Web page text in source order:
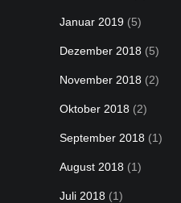
Januar 2019 (5)
Dezember 2018 (5)
November 2018 (2)
Oktober 2018 (2)
September 2018 (1)
August 2018 (1)
Juli 2018 (1)